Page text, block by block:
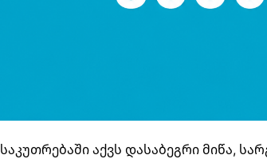
საკუთრებაში აქვს დასაბეგრი მიწა,